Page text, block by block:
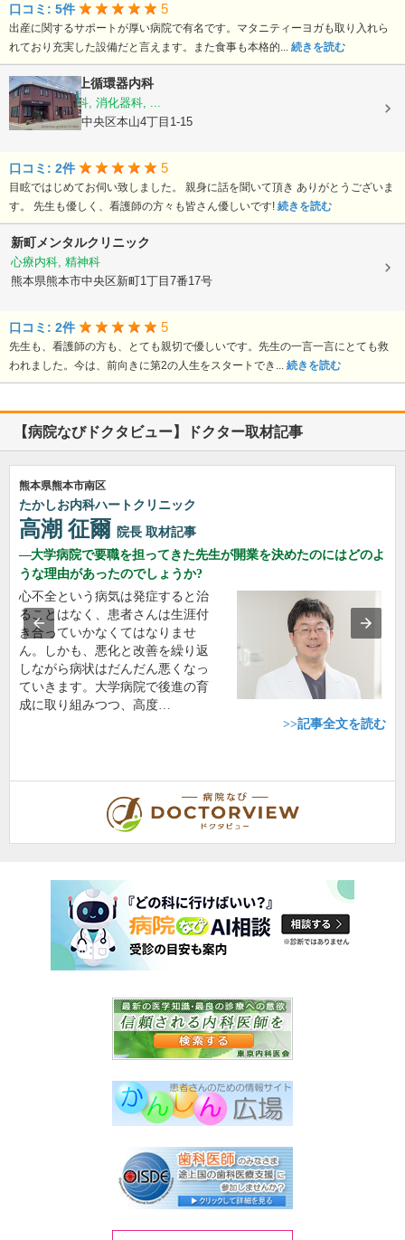
口コミ: 5件 5
出産に関するサポートが厚い病院で有名です。マタニティーヨガも取り入れら
れており充実した設備だと言えます。また食事も本格的... 続きを読む
医療法人村上循環器内科
内科, 呼吸器科, 消化器科, ...
熊本県熊本市中央区本山4丁目1-15
口コミ: 2件 5
目眩ではじめてお伺い致しました。 親身に話を聞いて頂き ありがとうございま
す。 先生も優しく、看護師の方々も皆さん優しいです! 続きを読む
新町メンタルクリニック
心療内科, 精神科
熊本県熊本市中央区新町1丁目7番17号
口コミ: 2件 5
先生も、看護師の方も、とても親切で優しいです。先生の一言一言にとても救
われました。今は、前向きに第2の人生をスタートでき... 続きを読む
【病院なびドクタビュー】ドクター取材記事
熊本県熊本市南区
たかしお内科ハートクリニック
高潮 征爾 院長 取材記事
大学病院で要職を担ってきた先生が開業を決めたのにはどのよ
うな理由があったのでしょうか?
心不全という病気は発症すると治
ることはなく、患者さんは生涯付
き合っていかなくてはなりませ
ん。しかも、悪化と改善を繰り返
しながら病状はだんだん悪くなっ
ていきます。大学病院で後進の育
成に取り組みつつ、高度…
>>記事全文を読む